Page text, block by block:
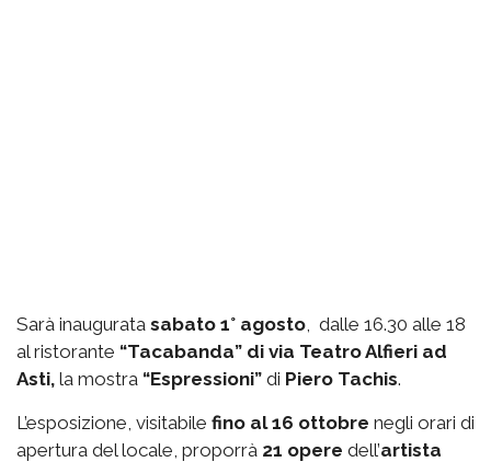
Sarà inaugurata sabato 1° agosto , dalle 16.30 alle 18
al ristorante “Tacabanda” di via Teatro Alfieri ad
Asti, la mostra “Espressioni” di Piero Tachis.
L’esposizione, visitabile fino al 16 ottobre negli orari di
apertura del locale, proporrà 21 opere dell’artista